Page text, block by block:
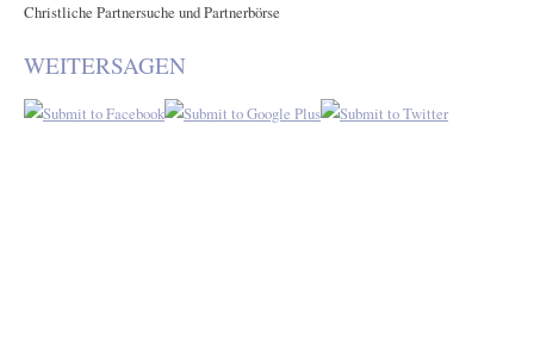
Christliche Partnersuche und Partnerbörse
WEITERSAGEN